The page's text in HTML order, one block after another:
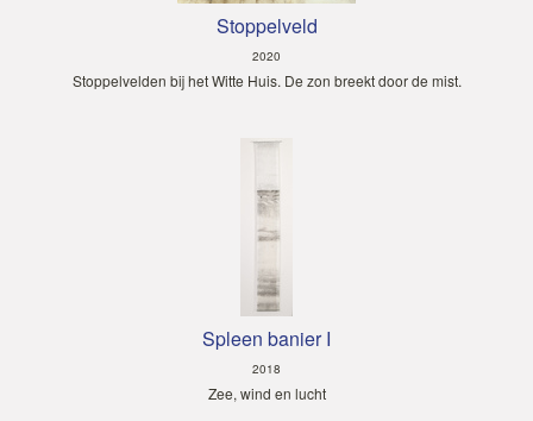
Stoppelveld
2020
Stoppelvelden bij het Witte Huis. De zon breekt door de mist.
Spleen banier I
2018
Zee, wind en lucht